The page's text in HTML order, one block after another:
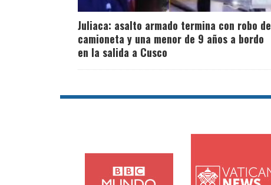
Juliaca: asalto armado termina con robo de
camioneta y una menor de 9 años a bordo
en la salida a Cusco